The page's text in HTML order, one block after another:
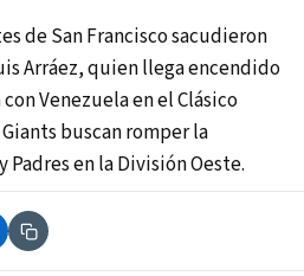
de San Francisco sacudieron
Arráez, quien llega encendido
Venezuela en el Clásico
buscan romper la
Padres en la División Oeste.